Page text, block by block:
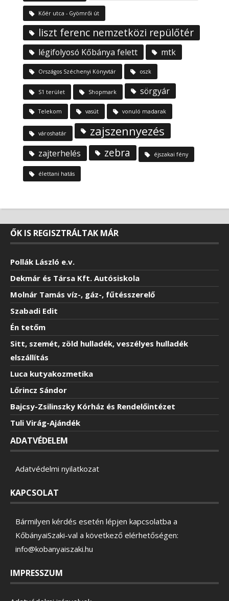
Kőér utca - Gyömrői út
liszt ferenc nemzetközi repülőtér
légifolyosó Kőbánya felett mtk
Országos Széchenyi Könyvtár oszk
S1 terület Shopmark sörgyár
Telekom vasút vonuló madarak
városhatár zajszennyezés
zajterhelés zebra éjszakai fény
élettani hatás
ŐK IS REGISZTRÁLTAK MÁR
Pollák László e.v.
Dekmár és Társa Kft. Autósiskola
Molnár Tamás víz-, gáz-, fűtésszerelő
Szabadi Edit
Én tetőm
Sitt, szemét, zöld hulladék, veszélyes hulladék
elszállítás
Luca kutyakozmetika
Lőrincz Sándor
Bajcsy-Zsilinszky Kórház és Rendelőintézet
Tuli Virág-Ajándék
ADATVÉDELEM
Adatvédelmi nyilatkozat
KAPCSOLAT
Bármilyen kérdés esetén lépjen kapcsolatba a
KőbányaiSzaki-val a következő elérhetőségen:
info@kobanyaiszaki.hu
IMPRESSZUM